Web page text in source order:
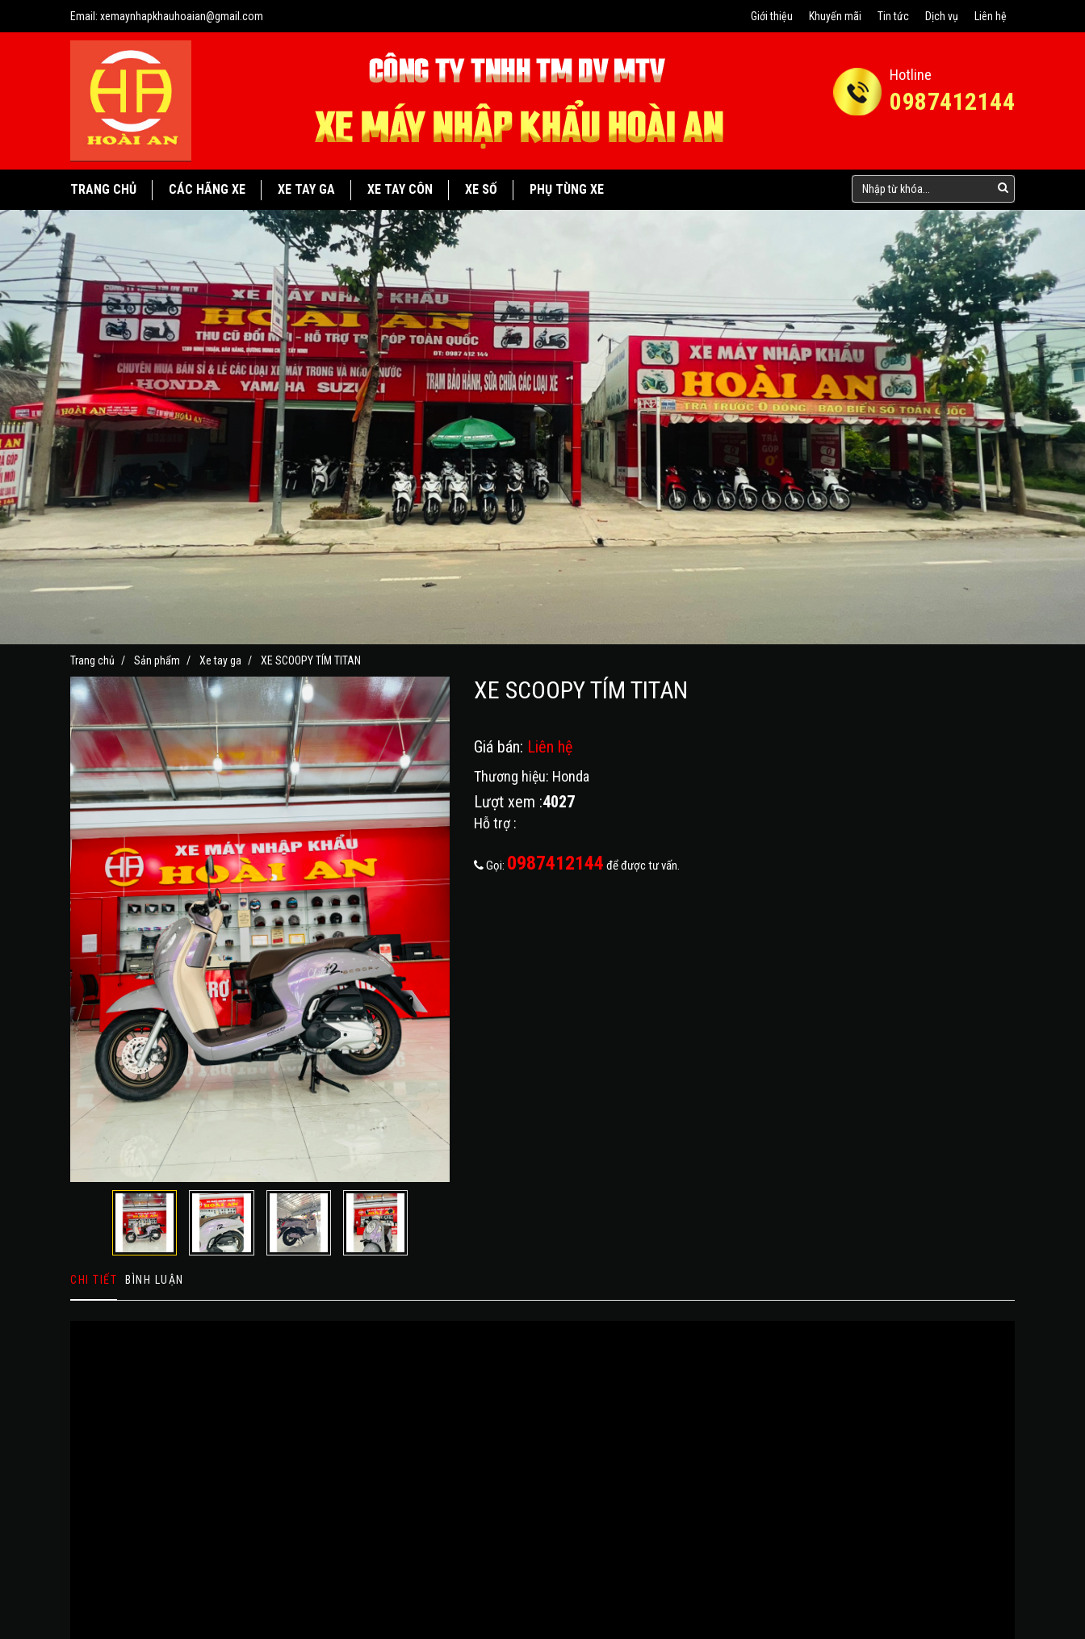
Email: xemaynhapkhauhoaian@gmail.com Giới thiệu Khuyến mãi Tin tức Dịch vụ Liên hệ
Hotline
0987412144
TRANG CHỦ CÁC HÃNG XE XE TAY GA XE TAY CÔN XE SỐ PHỤ TÙNG XE
Trang chủ Sản phẩm Xe tay ga XE SCOOPY TÍM TITAN
XE SCOOPY TÍM TITAN
Giá bán: Liên hệ
Thương hiệu: Honda
Lượt xem :4027
Hỗ trợ :
Gọi: 0987412144 để được tư vấn.
CHI TIẾT BÌNH LUẬN